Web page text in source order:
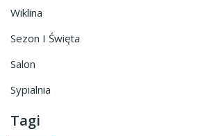
Wiklina
Sezon I Święta
Salon
Sypialnia
Tagi